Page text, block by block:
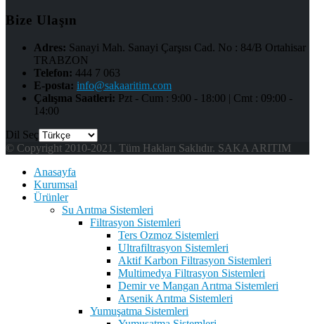
Bize Ulaşın
Adres: Sanayi Mah. Sanayi Çarşısı Cad. No : 84/B Ortahisar
TRABZON
Telefon: 444 7 063
E-posta: info@sakaaritim.com
Çalışma Saatleri: Pzt - Cum : 9:00 - 18:00 | Cmt : 09:00 -
14:00
Dil Seç
© Copyright 2010-2021. Tüm Hakları Saklıdır. SAKA ARITIM
Anasayfa
Kurumsal
Ürünler
Su Arıtma Sistemleri
Filtrasyon Sistemleri
Ters Ozmoz Sistemleri
Ultrafiltrasyon Sistemleri
Aktif Karbon Filtrasyon Sistemleri
Multimedya Filtrasyon Sistemleri
Demir ve Mangan Arıtma Sistemleri
Arsenik Arıtma Sistemleri
Yumuşatma Sistemleri